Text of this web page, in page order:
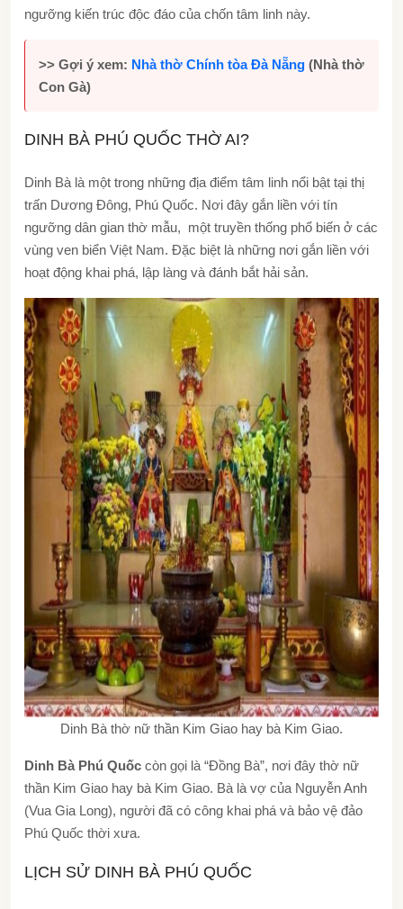
ngưỡng kiến trúc độc đáo của chốn tâm linh này.
>> Gợi ý xem: Nhà thờ Chính tòa Đà Nẵng (Nhà thờ
Con Gà)
DINH BÀ PHÚ QUỐC THỜ AI?
Dinh Bà là một trong những địa điểm tâm linh nổi bật tại thị
trấn Dương Đông, Phú Quốc. Nơi đây gắn liền với tín
ngưỡng dân gian thờ mẫu, một truyền thống phổ biến ở các
vùng ven biển Việt Nam. Đặc biệt là những nơi gắn liền với
hoạt động khai phá, lập làng và đánh bắt hải sản.
Dinh Bà thờ nữ thần Kim Giao hay bà Kim Giao.
Dinh Bà Phú Quốc còn gọi là “Đồng Bà”, nơi đây thờ nữ
thần Kim Giao hay bà Kim Giao. Bà là vợ của Nguyễn Anh
(Vua Gia Long), người đã có công khai phá và bảo vệ đảo
Phú Quốc thời xưa.
LỊCH SỬ DINH BÀ PHÚ QUỐC